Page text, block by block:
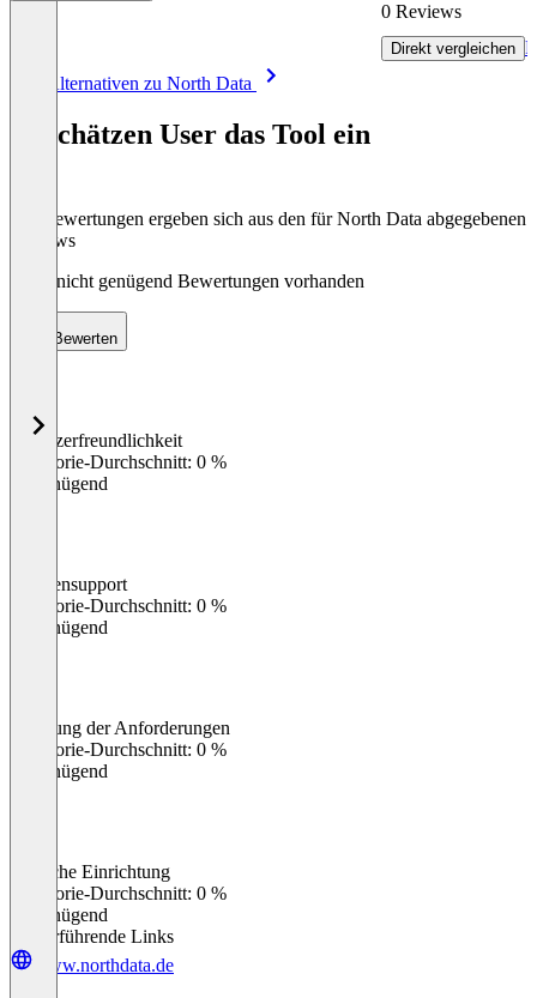
0 Reviews
Direkt vergleichen
Alle Alternativen zu North Data
So schätzen User das Tool ein
Die Bewertungen ergeben sich aus den für North Data abgegebenen
Reviews
Noch nicht genügend Bewertungen vorhanden
Bewerten
Benutzerfreundlichkeit
Kategorie-Durchschnitt: 0 %
Ungenügend
Kundensupport
Kategorie-Durchschnitt: 0 %
Ungenügend
Erfüllung der Anforderungen
Kategorie-Durchschnitt: 0 %
Ungenügend
Einfache Einrichtung
Kategorie-Durchschnitt: 0 %
Ungenügend
Weiterführende Links
www.northdata.de